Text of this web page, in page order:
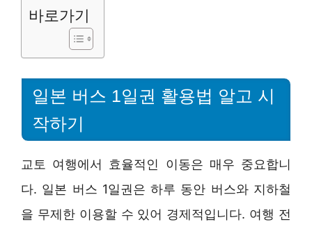
바로가기
일본 버스 1일권 활용법 알고 시
작하기
교토 여행에서 효율적인 이동은 매우 중요합니
다. 일본 버스 1일권은 하루 동안 버스와 지하철
을 무제한 이용할 수 있어 경제적입니다. 여행 전